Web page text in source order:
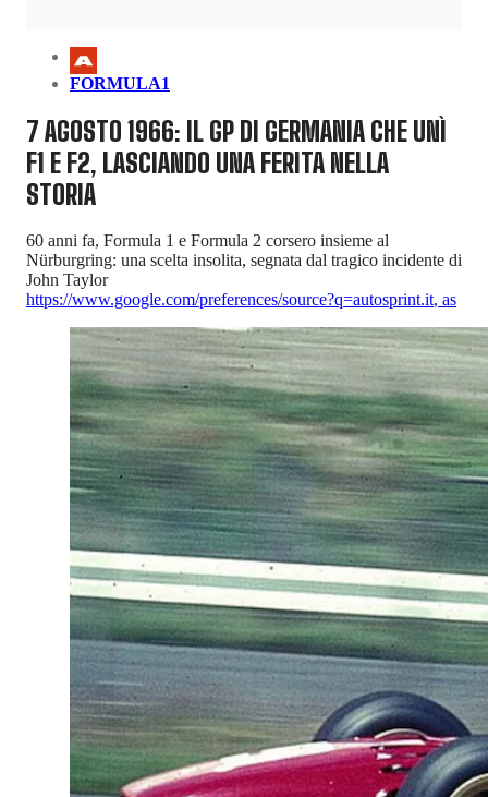
FORMULA1
7 AGOSTO 1966: IL GP DI GERMANIA CHE UNÌ
F1 E F2, LASCIANDO UNA FERITA NELLA
STORIA
60 anni fa, Formula 1 e Formula 2 corsero insieme al
Nürburgring: una scelta insolita, segnata dal tragico incidente di
John Taylor
https://www.google.com/preferences/source?q=autosprint.it, as